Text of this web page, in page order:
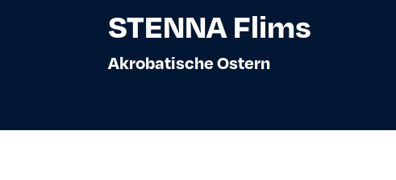
STENNA Flims
Akrobatische Ostern